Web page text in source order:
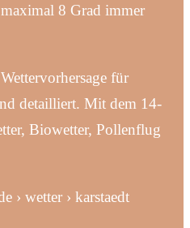
8 Grad immer
für
detailliert. Mit dem 14-
Biowetter, Pollenflug
› wetter › karstaedt